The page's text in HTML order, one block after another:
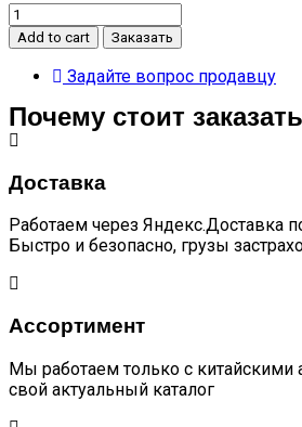
Спойлер
задний
белого
цвета
quantity
Add to cart Заказать
Задайте вопрос продавцу
Почему стоит
Доставка
Работаем через Яндекс.Доставка
Быстро и безопасно, грузы
Ассортимент
Мы работаем только с китайскими
свой актуальный каталог